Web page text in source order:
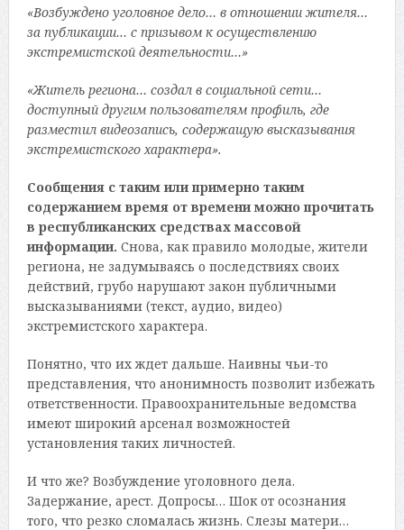
«Возбуждено уголовное дело… в отношении жителя…
за публикации… с призывом к осуществлению
экстремистской деятельности…»
«Житель региона… создал в социальной сети…
доступный другим пользователям профиль, где
разместил видеозапись, содержащую высказывания
экстремистского характера».
Сообщения с таким или примерно таким
содержанием время от времени можно прочитать
в республиканских средствах массовой
информации. Снова, как правило молодые, жители
региона, не задумываясь о последствиях своих
действий, грубо нарушают закон публичными
высказываниями (текст, аудио, видео)
экстремистского характера.
Понятно, что их ждет дальше. Наивны чьи-то
представления, что анонимность позволит избежать
ответственности. Правоохранительные ведомства
имеют широкий арсенал возможностей
установления таких личностей.
И что же? Возбуждение уголовного дела.
Задержание, арест. Допросы… Шок от осознания
того, что резко сломалась жизнь. Слезы матери…